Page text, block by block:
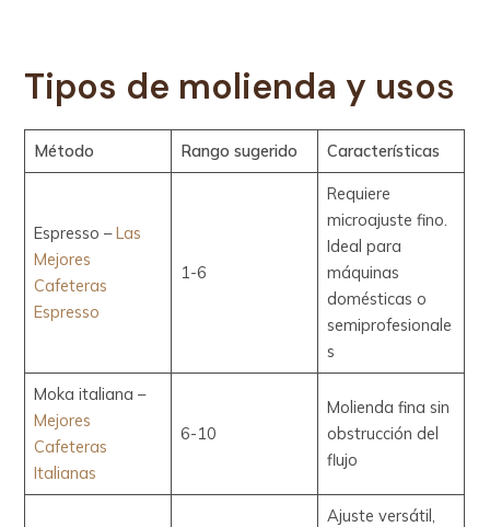
Tipos de molienda y usos
Método Rango sugerido Características
Espresso –Las
Mejores
Cafeteras
Espresso
1-6
Requiere
microajuste fino.
Ideal para
máquinas
domésticas o
semiprofesionale
s
Moka italiana –
Mejores
Cafeteras
Italianas
6-10
Molienda fina sin
obstrucción del
flujo
Ajuste versátil,